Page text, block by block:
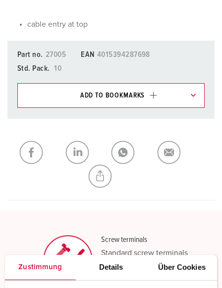
Zustimmung Details Über Cookies
cable entry at top
Part no. 27005 EAN 4015394287698
Std. Pack.
10
ADD TO BOOKMARKS
My list ADD
CREATE A NEW LIST
Screw terminals
Standard screw terminals